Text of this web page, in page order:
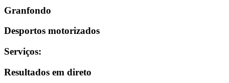
Granfondo
Desportos motorizados
Serviços:
Resultados em direto